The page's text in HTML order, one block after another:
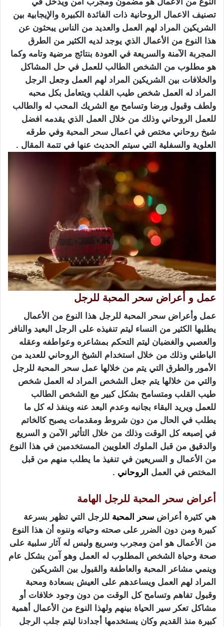
تصنيف الاعمال الروحانية ذات الفائدة الكبيرة والإيجابية بين
الشريكين المراد لهم العمل والعديد من الناس يبحثون عن
هذا النوع من الأعمال الذي يوجد لديه الكثير من الطرق
المجربة الآمنة والسريعة في العودة بنتائج مرضية وتامه وكما
هو مطلوب من الشخص الطالب للعمل في حل المشاكل
والخلافات بين الشريكين المراد لهم العمل وجعل الرجل
المراد له العمل شخص طيب القلب ويتعامل بكل محبه
ولطف وقبول ورضا وتسامح مع الشريك المحب له والطالب
للعمل الروحاني وذلك من خلال العمل الذي يقدمه افضل
شيخ روحاني مختص في اعمال سحر المحبة وفي طرقه
العلوية والسفلية التي سيتم الحديث عنها في تتمة المقال .
عمل و أعراض سحر المحبة للرجل
عمل وأعراض سحر المحبة للرجل هذا النوع من الأعمال
يطلبها الكثير من النساء ليتم تنفيذه على الرجل البعيد والنافر
والعصبي والغضبان ليتم التحكم بمشاعره وعواطفه وعقله
الباطني وذلك من خلال استخدام الشيخ الروحاني للعديد من
الأمور والطرق التي يتم من خلالها عمل سحر المحبة للرجل
والتي من خلالها يتم جعل الشخص المراد له العمل شخص
طيب القلب ومتسامح بشكل كبير مع الشخص الطالب
للعمل ويريد البقاء بجانبه وعدم البعد عنه وينفذ له كل ما
يطلب في الحال من دون شروط ومقدمات يصبح كالخاتم
في إصبعه كل الوقت وذلك من خلال التأثير الآمن و السريع
والدقيق من قبل الملوك العلويين المستخدمين في هذا النوع
من الأعمال و السريعين في تنفيذ ما يطلب منهم من قبل
المختص في العمل الروحاني .
أعراض سحر المحبة للرجل الهامة
هي كثيرة أعراض سحر المحبة للرجل التي تظهر بسرعة
كبيرة ومن دون الضرر على صحته وحياته وننوه أن هذا النوع
من الأعمال هو امن ومجرب وسريع وليس له آثار سلبية على
صحة وحياة الشخص المطلوب له العمل وهو آمن بشكل عام
وينمي مشاعر المحبة والعاطفة والقبول بين الشريكين
المراد لهم العمل ويساعدهم على العيش بسعادة ومحبة
وقبول تفاهم وتسامح كل الوقت من دون وجود خلافات أو
مشاكل تعكر سير الحياة بينهم ولهذا النوع من الأعمال أهمية
كبيرة منذ القديم وكان يستخدمها أجدادنا ليتم جلب الرجل